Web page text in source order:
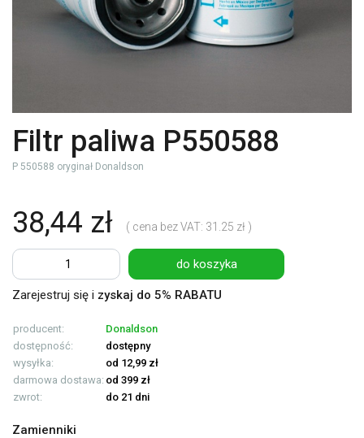
Filtr paliwa P550588
P 550588 oryginał Donaldson
38,44 zł ( cena bez VAT: 31.25 zł )
do koszyka
Zarejestruj się i zyskaj do 5% RABATU
producent:
Donaldson
dostępność:
dostępny
wysyłka:
od 12,99 zł
darmowa dostawa: od 399 zł
zwrot:
do 21 dni
Zamienniki